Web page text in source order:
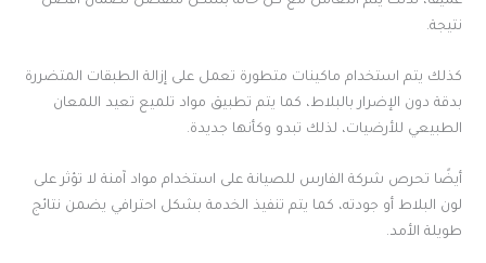
نتيجة.
كذلك يتم استخدام ماكينات متطورة تعمل على إزالة الطبقات المتضررة
بدقة دون الإضرار بالبلاط، كما يتم تطبيق مواد تلميع تعيد اللمعان
الطبيعي للأرضيات، لذلك تبدو وكأنها جديدة.
أيضًا تحرص شركة الفارس للصيانة على استخدام مواد آمنة لا تؤثر على
لون البلاط أو جودته، كما يتم تنفيذ الخدمة بشكل احترافي يضمن نتائج
طويلة الأمد.